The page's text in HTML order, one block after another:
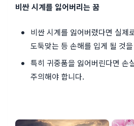
비싼 시계를 잃어버리는 꿈
비싼 시계를 잃어버렸다면 실제
도둑맞는 등 손해를 입게 될 것
특히 귀중품을 잃어버린다면 손
주의해야 합니다.